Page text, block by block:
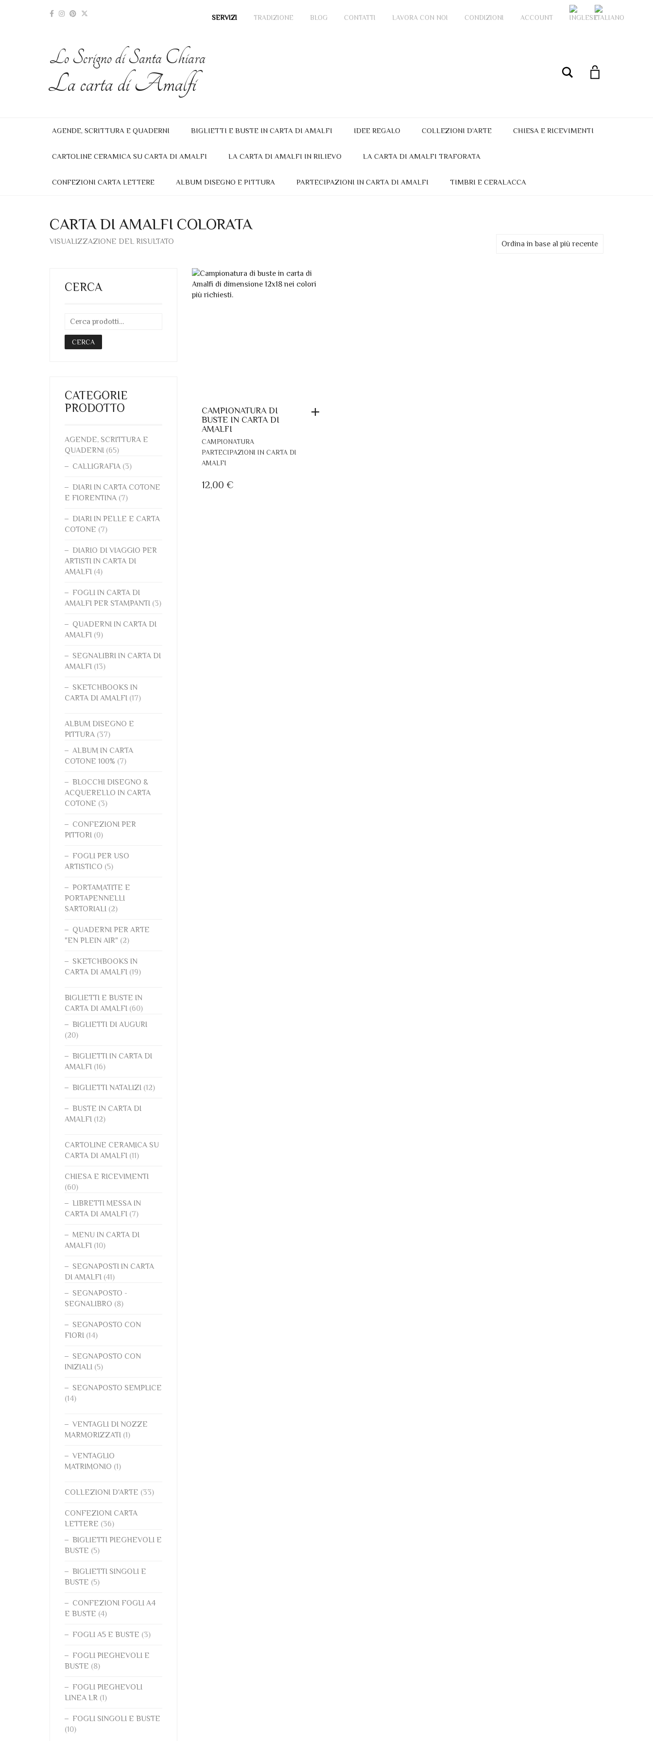
SERVIZI TRADIZIONE BLOG CONTATTI LAVORA CON NOI CONDIZIONI ACCOUNT
Lo Scrigno di Santa Chiara
La carta di Amalfi
My Account
Cerca
AGENDE, SCRITTURA E QUADERNI BIGLIETTI E BUSTE IN CARTA DI AMALFI IDEE REGALO COLLEZIONI D’ARTE CHIESA E RICEVIMENTI
CARTOLINE CERAMICA SU CARTA DI AMALFI LA CARTA DI AMALFI IN RILIEVO LA CARTA DI AMALFI TRAFORATA
CONFEZIONI CARTA LETTERE ALBUM DISEGNO E PITTURA PARTECIPAZIONI IN CARTA DI AMALFI TIMBRI E CERALACCA
CARTA DI AMALFI COLORATA
VISUALIZZAZIONE DEL RISULTATO Ordina in base al più recente
CAMPIONATURA DI
BUSTE IN CARTA DI
AMALFI
CAMPIONATURA
PARTECIPAZIONI IN CARTA DI
AMALFI
12,00 €
CERCA
CERCA
CATEGORIE
PRODOTTO
AGENDE, SCRITTURA E
QUADERNI (65)
CALLIGRAFIA (3)
DIARI IN CARTA COTONE
E FIORENTINA (7)
DIARI IN PELLE E CARTA
COTONE (7)
DIARIO DI VIAGGIO PER
ARTISTI IN CARTA DI
AMALFI (4)
FOGLI IN CARTA DI
AMALFI PER STAMPANTI (3)
QUADERNI IN CARTA DI
AMALFI (9)
SEGNALIBRI IN CARTA DI
AMALFI (13)
SKETCHBOOKS IN
CARTA DI AMALFI (17)
ALBUM DISEGNO E
PITTURA (37)
ALBUM IN CARTA
COTONE 100% (7)
BLOCCHI DISEGNO &
ACQUERELLO IN CARTA
COTONE (3)
CONFEZIONI PER
PITTORI (0)
FOGLI PER USO
ARTISTICO (5)
PORTAMATITE E
PORTAPENNELLI
SARTORIALI (2)
QUADERNI PER ARTE
"EN PLEIN AIR" (2)
SKETCHBOOKS IN
CARTA DI AMALFI (19)
BIGLIETTI E BUSTE IN
CARTA DI AMALFI (60)
BIGLIETTI DI AUGURI
(20)
BIGLIETTI IN CARTA DI
AMALFI (16)
BIGLIETTI NATALIZI (12)
BUSTE IN CARTA DI
AMALFI (12)
CARTOLINE CERAMICA SU
CARTA DI AMALFI (11)
CHIESA E RICEVIMENTI
(60)
LIBRETTI MESSA IN
CARTA DI AMALFI (7)
MENU IN CARTA DI
AMALFI (10)
SEGNAPOSTI IN CARTA
DI AMALFI (41)
SEGNAPOSTO -
SEGNALIBRO (8)
SEGNAPOSTO CON
FIORI (14)
SEGNAPOSTO CON
INIZIALI (5)
SEGNAPOSTO SEMPLICE
(14)
VENTAGLI DI NOZZE
MARMORIZZATI (1)
VENTAGLIO
MATRIMONIO (1)
COLLEZIONI D'ARTE (33)
CONFEZIONI CARTA
LETTERE (36)
BIGLIETTI PIEGHEVOLI E
BUSTE (5)
BIGLIETTI SINGOLI E
BUSTE (5)
CONFEZIONI FOGLI A4
E BUSTE (4)
FOGLI A5 E BUSTE (3)
FOGLI PIEGHEVOLI E
BUSTE (8)
FOGLI PIEGHEVOLI
LINEA LR (1)
FOGLI SINGOLI E BUSTE
(10)